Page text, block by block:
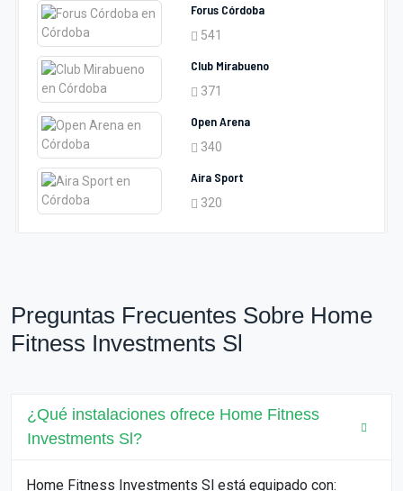
Forus Córdoba
541
Club Mirabueno
371
Open Arena
340
Aira Sport
320
Preguntas Frecuentes Sobre Home
Fitness Investments Sl
¿Qué instalaciones ofrece Home Fitness
Investments Sl?
Home Fitness Investments Sl está equipado con: